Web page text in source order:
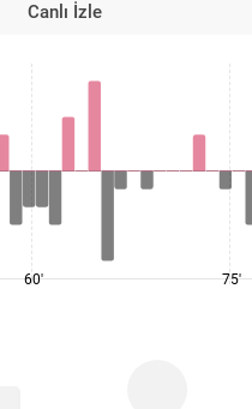
Canlı İzle
60' 75'